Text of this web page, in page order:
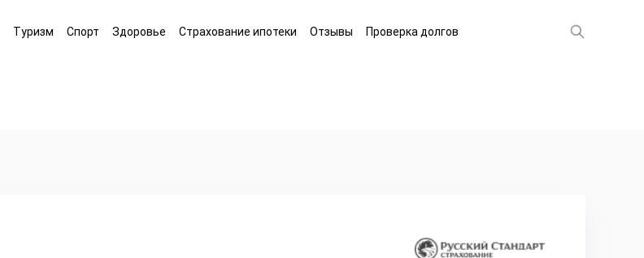
Туризм Спорт Здоровье Страхование ипотеки Отзывы Проверка долгов